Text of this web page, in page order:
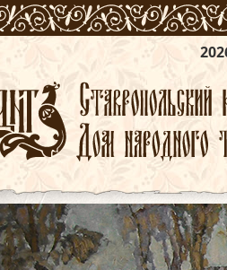
2026 год объявлен